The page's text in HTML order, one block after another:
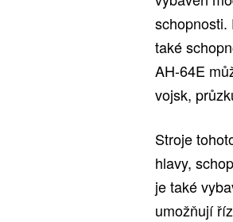
schopnosti.
také
AH-64E
vojsk,
Stroje
hlavy,
je také
umožňují